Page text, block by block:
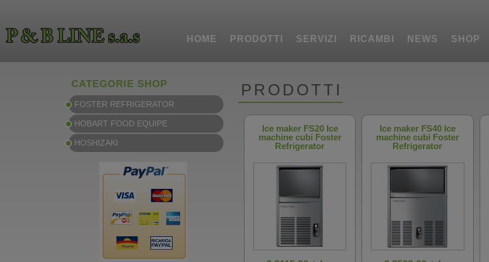
HOME PRODOTTI SERVIZI RICAMBI NEWS SHOP
CATEGORIE SHOP
FOSTER REFRIGERATOR
HOBART FOOD EQUIPE
HOSHIZAKI
PRODOTTI
Ice maker FS20 Ice
machine cubi Foster
Refrigerator
Ice maker FS40 Ice
machine cubi Foster
Refrigerator